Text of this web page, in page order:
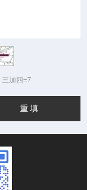
加四=7